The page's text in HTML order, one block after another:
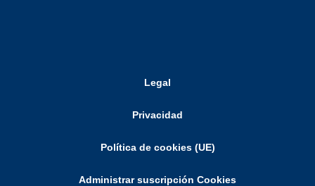
Legal
Privacidad
Política de cookies (UE)
Administrar suscripción Cookies